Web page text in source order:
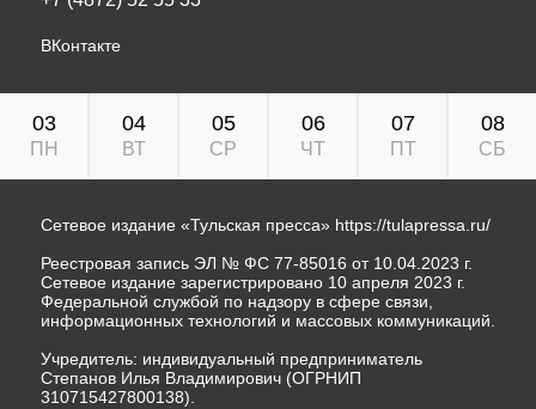
ВКонтакте
03
ПН
04
ВТ
05
СР
06
ЧТ
07
ПТ
08
СБ
Сетевое издание «Тульская пресса» https://tulapressa.ru/
Реестровая запись ЭЛ № ФС 77-85016 от 10.04.2023 г.
Сетевое издание зарегистрировано 10 апреля 2023 г.
Федеральной службой по надзору в сфере связи,
информационных технологий и массовых коммуникаций.
Учредитель: индивидуальный предприниматель
Степанов Илья Владимирович (ОГРНИП
310715427800138).